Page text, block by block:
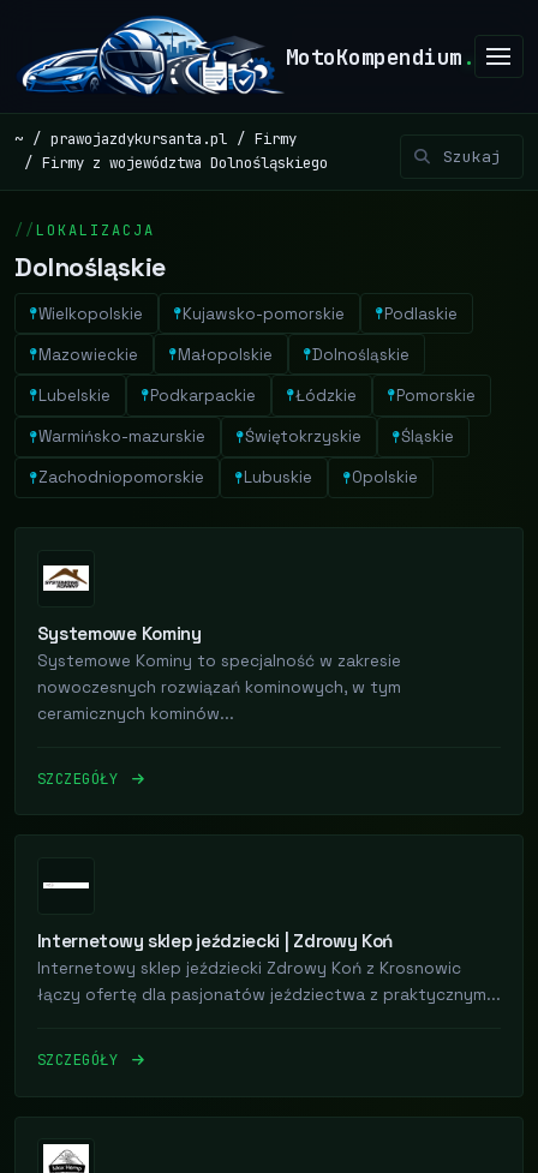
MotoKompendium .
~ prawojazdykursanta.pl
Firmy
Firmy z województwa Dolnośląskiego
LOKALIZACJA
Dolnośląskie
Wielkopolskie Kujawsko-pomorskie Podlaskie
Mazowieckie Małopolskie Dolnośląskie
Lubelskie Podkarpackie Łódzkie Pomorskie
Warmińsko-mazurskie Świętokrzyskie Śląskie
Zachodniopomorskie Lubuskie Opolskie
Systemowe Kominy
Systemowe Kominy to specjalność w zakresie
nowoczesnych rozwiązań kominowych, w tym
ceramicznych kominów...
SZCZEGÓŁY
Internetowy sklep jeździecki | Zdrowy Koń
Internetowy sklep jeździecki Zdrowy Koń z Krosnowic
łączy ofertę dla pasjonatów jeździectwa z praktycznym...
SZCZEGÓŁY